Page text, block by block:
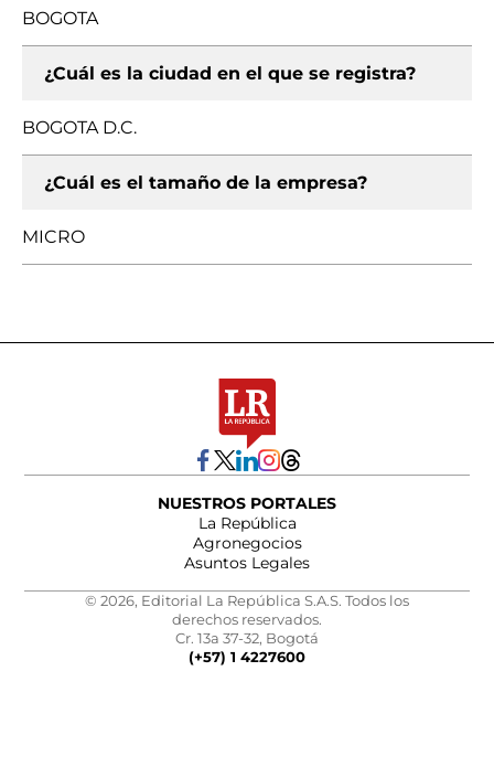
BOGOTA
¿Cuál es la ciudad en el que se registra?
BOGOTA D.C.
¿Cuál es el tamaño de la empresa?
MICRO
NUESTROS PORTALES
La República
Agronegocios
Asuntos Legales
© 2026, Editorial La República S.A.S. Todos los
derechos reservados.
Cr. 13a 37-32, Bogotá
(+57) 1 4227600